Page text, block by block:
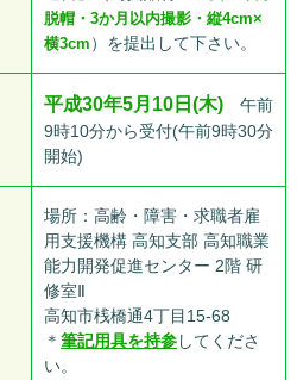
脱帽・3か月以内撮影・縦4cm×
横3cm ）を提出して下さい。
平成30年5月10日(木)午前
9時10分から受付(午前9時30分
開始)
場所：高齢・障害・求職者雇
用支援機構 高知支部 高知職業
能力開発促進センター 2階 研
修室Ⅱ
高知市桟橋通4丁目15-68
＊ 筆記用具を持参してくださ
い。